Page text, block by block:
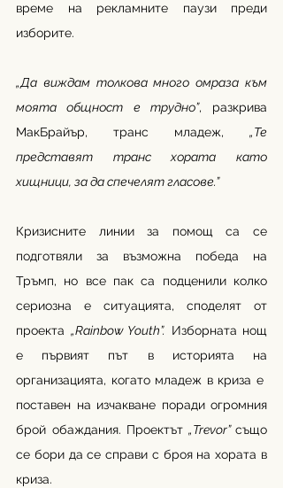
време на рекламните паузи преди
изборите.
„Да виждам толкова много омраза към
моята общност е трудно”, разкрива
МакБрайър, транс младеж, „Те
представят транс хората като
хищници, за да спечелят гласове.”
Кризисните линии за помощ са се
подготвяли за възможна победа на
Тръмп, но все пак са подценили колко
сериозна е ситуацията, споделят от
проекта „Rainbow Youth”. Изборната нощ
е първият път в историята на
организацията, когато младеж в криза е
поставен на изчакване поради огромния
брой обаждания. Проектът „Trevor” също
се бори да се справи с броя на хората в
криза.